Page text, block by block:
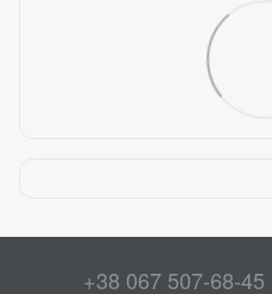
+38 067 507-68-45